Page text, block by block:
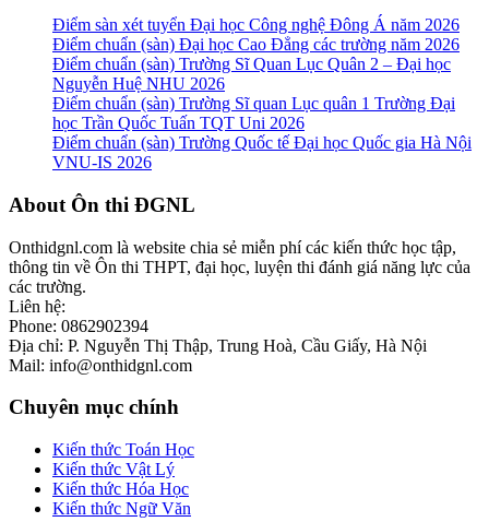
Điểm sàn xét tuyển Đại học Công nghệ Đông Á năm 2026
Điểm chuẩn (sàn) Đại học Cao Đẳng các trường năm 2026
Điểm chuẩn (sàn) Trường Sĩ Quan Lục Quân 2 – Đại học
Nguyễn Huệ NHU 2026
Điểm chuẩn (sàn) Trường Sĩ quan Lục quân 1 Trường Đại
học Trần Quốc Tuấn TQT Uni 2026
Điểm chuẩn (sàn) Trường Quốc tế Đại học Quốc gia Hà Nội
VNU-IS 2026
Footer
About Ôn thi ĐGNL
Onthidgnl.com là website chia sẻ miễn phí các kiến thức học tập,
thông tin về Ôn thi THPT, đại học, luyện thi đánh giá năng lực của
các trường.
Liên hệ:
Phone: 0862902394
Địa chỉ: P. Nguyễn Thị Thập, Trung Hoà, Cầu Giấy, Hà Nội
Mail: info@onthidgnl.com
Chuyên mục chính
Kiến thức Toán Học
Kiến thức Vật Lý
Kiến thức Hóa Học
Kiến thức Ngữ Văn